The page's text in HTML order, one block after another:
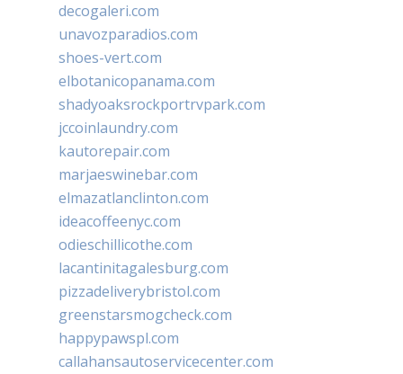
decogaleri.com
unavozparadios.com
shoes-vert.com
elbotanicopanama.com
shadyoaksrockportrvpark.com
jccoinlaundry.com
kautorepair.com
marjaeswinebar.com
elmazatlanclinton.com
ideacoffeenyc.com
odieschillicothe.com
lacantinitagalesburg.com
pizzadeliverybristol.com
greenstarsmogcheck.com
happypawspl.com
callahansautoservicecenter.com